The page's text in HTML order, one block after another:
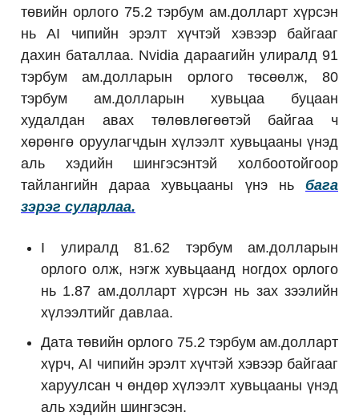
төвийн орлого 75.2 тэрбум ам.долларт хүрсэн
нь AI чипийн эрэлт хүчтэй хэвээр байгааг
дахин баталлаа. Nvidia дараагийн улиралд 91
тэрбум ам.долларын орлого төсөөлж, 80
тэрбум ам.долларын хувьцаа буцаан
худалдан авах төлөвлөгөөтэй байгаа ч
хөрөнгө оруулагчдын хүлээлт хувьцааны үнэд
аль хэдийн шингэсэнтэй холбоотойгоор
тайлангийн дараа хувьцааны үнэ нь бага
зэрэг суларлаа.
I улиралд 81.62 тэрбум ам.долларын
орлого олж, нэгж хувьцаанд ногдох орлого
нь 1.87 ам.долларт хүрсэн нь зах зээлийн
хүлээлтийг давлаа.
Дата төвийн орлого 75.2 тэрбум ам.долларт
хүрч, AI чипийн эрэлт хүчтэй хэвээр байгааг
харуулсан ч өндөр хүлээлт хувьцааны үнэд
аль хэдийн шингэсэн.